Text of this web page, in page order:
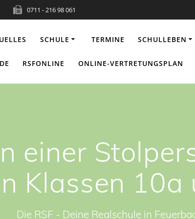
0711 - 216 98 061
SCHULE TERMINE SCHULLEBEN
RSFONLINE ONLINE-VERTRETUNGSPLAN
einer
Klassen 10a
Die RSF - Deine Realschule in